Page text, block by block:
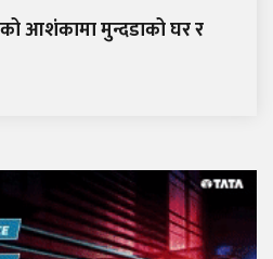
आशंकामा मुन्दडाको घर र